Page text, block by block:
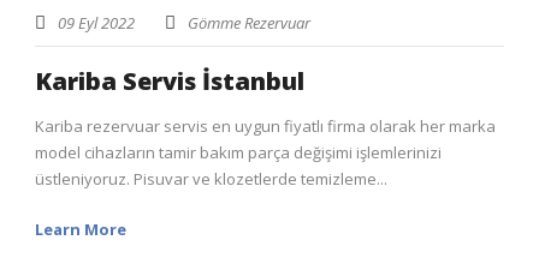
09 Eyl 2022 Gömme Rezervuar
Kariba Servis İstanbul
Kariba rezervuar servis en uygun fiyatlı firma olarak her marka
model cihazların tamir bakım parça değişimi işlemlerinizi
üstleniyoruz. Pisuvar ve klozetlerde temizleme...
Learn More